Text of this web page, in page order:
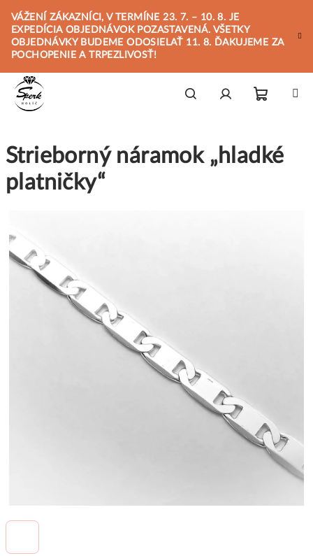
obsah
VÁŽENÍ ZÁKAZNÍCI, V TERMÍNE 23. 7. – 10. 8. JE
EXPEDÍCIA OBJEDNÁVOK POZASTAVENÁ. VŠETKY
OBJEDNÁVKY BUDEME ODOSIELAŤ 11. 8. ĎAKUJEME ZA
POCHOPENIE A TRPEZLIVOSŤ!
košík
Strieborný náramok „hladké
platničky“